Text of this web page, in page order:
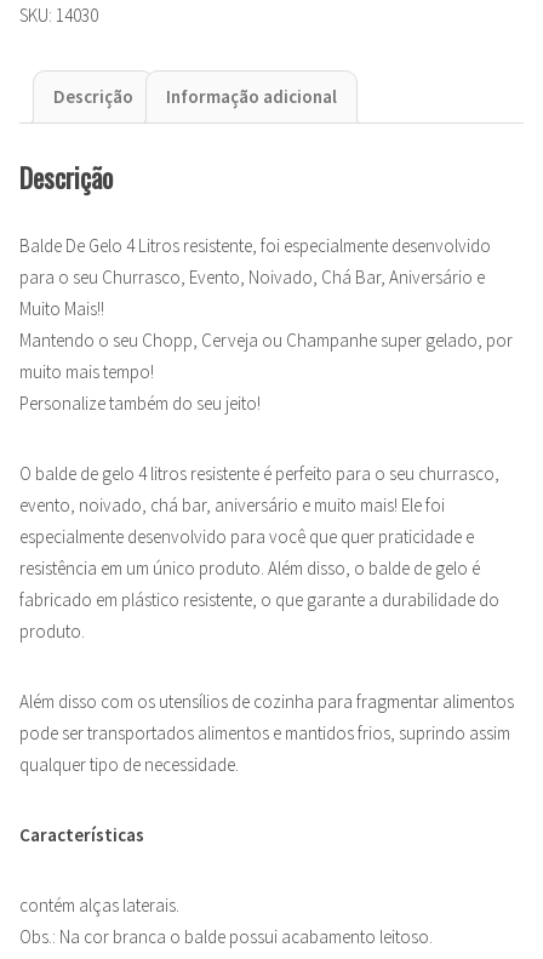
SKU: 14030
Descrição Informação adicional
Descrição
Balde De Gelo 4 Litros resistente, foi especialmente desenvolvido
para o seu Churrasco, Evento, Noivado, Chá Bar, Aniversário e
Muito Mais!!
Mantendo o seu Chopp, Cerveja ou Champanhe super gelado, por
muito mais tempo!
Personalize também do seu jeito!
O balde de gelo 4 litros resistente é perfeito para o seu churrasco,
evento, noivado, chá bar, aniversário e muito mais! Ele foi
especialmente desenvolvido para você que quer praticidade e
resistência em um único produto. Além disso, o balde de gelo é
fabricado em plástico resistente, o que garante a durabilidade do
produto.
Além disso com os utensílios de cozinha para fragmentar alimentos
pode ser transportados alimentos e mantidos frios, suprindo assim
qualquer tipo de necessidade.
Características
contém alças laterais.
Obs.: Na cor branca o balde possui acabamento leitoso.